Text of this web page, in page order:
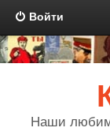
Войти
Наши